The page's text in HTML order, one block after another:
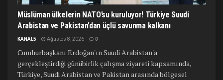
Müslüman ülkelerin NATO’su kuruluyor! Türkiye Suudi
Arabistan ve Pakistan’dan üçlü savunma kalkanı
KANAL5 Ağustos 8, 2026 0
Cumhurbaşkanı Erdoğan'ın Suudi Arabistan'a
gerçekleştirdiği günübirlik çalışma ziyareti kapsamında,
Türkiye, Suudi Arabistan ve Pakistan arasında bölgesel